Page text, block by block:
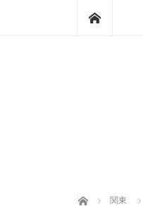
ホーム 関東